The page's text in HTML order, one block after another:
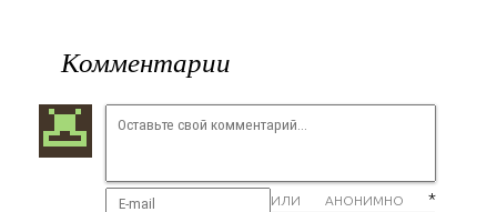
Комментарии
ИЛИ АНОНИМНО *